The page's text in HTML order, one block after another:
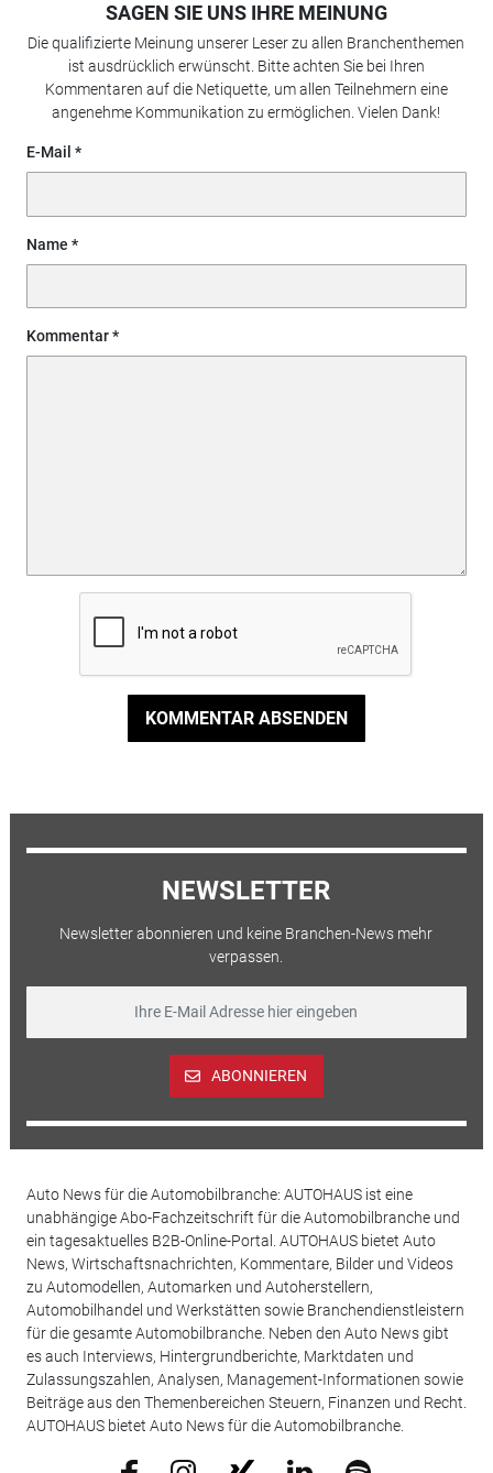
SAGEN SIE UNS IHRE MEINUNG
Die qualifizierte Meinung unserer Leser zu allen Branchenthemen
ist ausdrücklich erwünscht. Bitte achten Sie bei Ihren
Kommentaren auf die Netiquette, um allen Teilnehmern eine
angenehme Kommunikation zu ermöglichen. Vielen Dank!
E-Mail
Name
Kommentar
KOMMENTAR ABSENDEN
NEWSLETTER
Newsletter abonnieren und keine Branchen-News mehr
verpassen.
ABONNIEREN
Auto News für die Automobilbranche: AUTOHAUS ist eine
unabhängige Abo-Fachzeitschrift für die Automobilbranche und
ein tagesaktuelles B2B-Online-Portal. AUTOHAUS bietet Auto
News, Wirtschaftsnachrichten, Kommentare, Bilder und Videos
zu Automodellen, Automarken und Autoherstellern,
Automobilhandel und Werkstätten sowie Branchendienstleistern
für die gesamte Automobilbranche. Neben den Auto News gibt
es auch Interviews, Hintergrundberichte, Marktdaten und
Zulassungszahlen, Analysen, Management-Informationen sowie
Beiträge aus den Themenbereichen Steuern, Finanzen und Recht.
AUTOHAUS bietet Auto News für die Automobilbranche.